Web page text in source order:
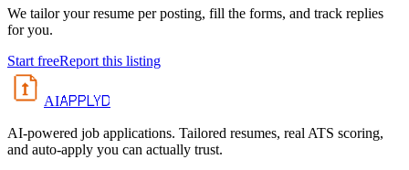
We tailor your resume per posting, fill the forms, and track replies
for you.
Start freeReport this listing
AIAPPLYD
AI-powered job applications. Tailored resumes, real ATS scoring,
and auto-apply you can actually trust.